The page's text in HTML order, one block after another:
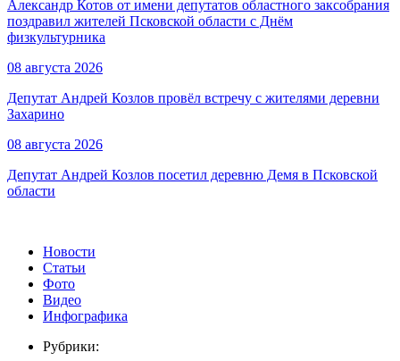
Александр Котов от имени депутатов областного заксобрания
поздравил жителей Псковской области с Днём
физкультурника
08 августа 2026
Депутат Андрей Козлов провёл встречу с жителями деревни
Захарино
08 августа 2026
Депутат Андрей Козлов посетил деревню Демя в Псковской
области
Новости
Статьи
Фото
Видео
Инфографика
Рубрики: